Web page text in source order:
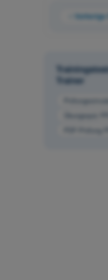
Trainer
Übungsquiz
PDF-